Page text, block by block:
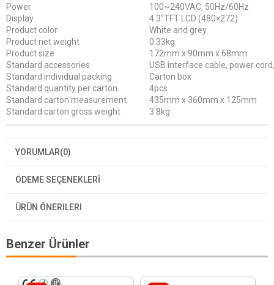
Power
100~240VAC, 50Hz/60Hz
Display
4.3”TFT LCD (480×272)
Product color
White and grey
Product net weight
0.33kg
Product size
172mm x 90mm x 68mm
Standard accessories
USB interface cable, power
Standard individual packing
Carton box
Standard quantity per carton
4pcs
Standard carton measurement
435mm x 360mm x 125mm
Standard carton gross weight
3.8kg
YORUMLAR(0)
ÖDEME SEÇENEKLERI
ÜRÜN ÖNERILERI
Benzer Ürünler